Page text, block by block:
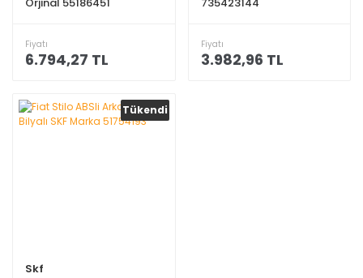
Fiyatı
6.794,27 TL
Fiyatı
3.982,96 TL
Tükendi
Skf